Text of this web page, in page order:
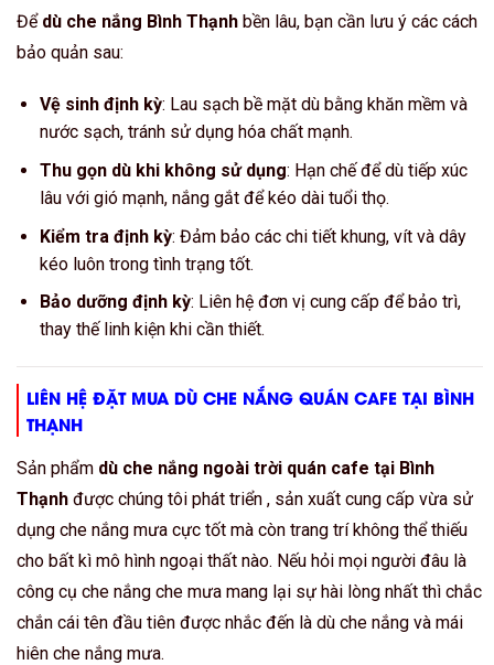
Để dù che nắng Bình Thạnh bền lâu, bạn cần lưu ý các cách
bảo quản sau:
Vệ sinh định kỳ: Lau sạch bề mặt dù bằng khăn mềm và
nước sạch, tránh sử dụng hóa chất mạnh.
Thu gọn dù khi không sử dụng: Hạn chế để dù tiếp xúc
lâu với gió mạnh, nắng gắt để kéo dài tuổi thọ.
Kiểm tra định kỳ: Đảm bảo các chi tiết khung, vít và dây
kéo luôn trong tình trạng tốt.
Bảo dưỡng định kỳ: Liên hệ đơn vị cung cấp để bảo trì,
thay thế linh kiện khi cần thiết.
LIÊN HỆ ĐẶT MUA DÙ CHE NẮNG QUÁN CAFE TẠI BÌNH
THẠNH
Sản phẩm dù che nắng ngoài trời quán cafe tại Bình
Thạnh được chúng tôi phát triển , sản xuất cung cấp vừa sử
dụng che nắng mưa cực tốt mà còn trang trí không thể thiếu
cho bất kì mô hình ngoại thất nào. Nếu hỏi mọi người đâu là
công cụ che nắng che mưa mang lại sự hài lòng nhất thì chắc
chắn cái tên đầu tiên được nhắc đến là dù che nắng và mái
hiên che nắng mưa.